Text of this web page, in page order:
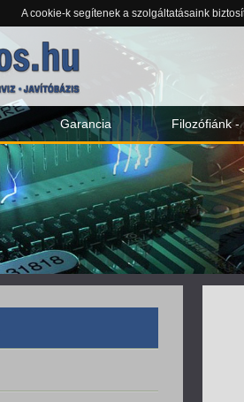
A cookie-k segítenek a szolgáltatásaink
Garancia Filozófiánk -